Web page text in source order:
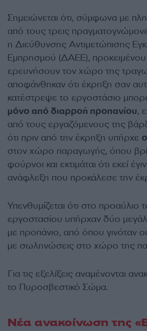
Σημειώνεται ότι, σύμφωνα με
από τους τρεις
η Διεύθυνσης Αντιμετώπισης
Εμπρησμού (ΔΑΕΕ),
ερευνήσουν τον χώρο της
αποφάνθηκαν ότι έκρηξη σαν
κατέστρεψε το εργοστάσιο
μόνο από διαρροή προπανίου,
από τους εργαζόμενους της
ότι πριν από την έκρηξη υπήρχε
στον χώρο παραγωγής, όπου
φούρνοι και εκτιμάται ότι εκεί
ανάφλεξη που προκάλεσε την
Υπενθυμίζεται ότι στο προαύλιο
εργοστασίου υπήρχαν δύο
με προπάνιο, από όπου γινόταν
με σωληνώσεις στο χώρο της
Για τις εξελίξεις αναμένονται
το Πυροσβεστικό Σώμα.
Νέα ανακοίνωση της